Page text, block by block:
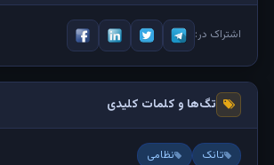
اشتراک در:
تگ‌ها و کلمات کلیدی
تانک نظامی